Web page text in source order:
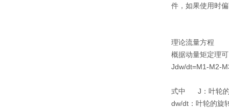
件，如果使用时
理论流量方程
概据动量矩定理
Jdw/dt=M1-
式中 J：叶轮的
dw/dt：叶轮的旋